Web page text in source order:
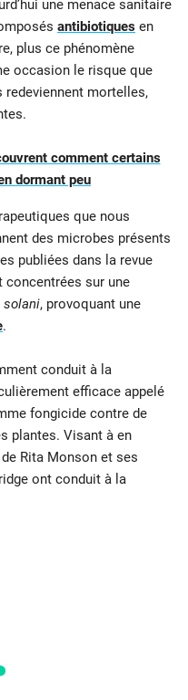
une menace sanitaire
antibiotiques en
plus ce phénomène
occasion le risque que
mortelles,
comment certains
dormant peu
que nous
des microbes présents
publiées dans la revue
sur une
solani, provoquant une
.
conduit à la
efficace appelé
fongicide contre de
plantes. Visant à en
Rita Monson et ses
ont conduit à la